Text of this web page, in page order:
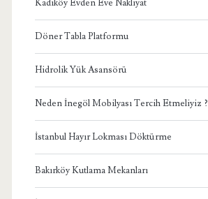
Kadıköy Evden Eve Nakliyat
Döner Tabla Platformu
Hidrolik Yük Asansörü
Neden İnegöl Mobilyası Tercih Etmeliyiz ?
İstanbul Hayır Lokması Döktürme
Bakırköy Kutlama Mekanları